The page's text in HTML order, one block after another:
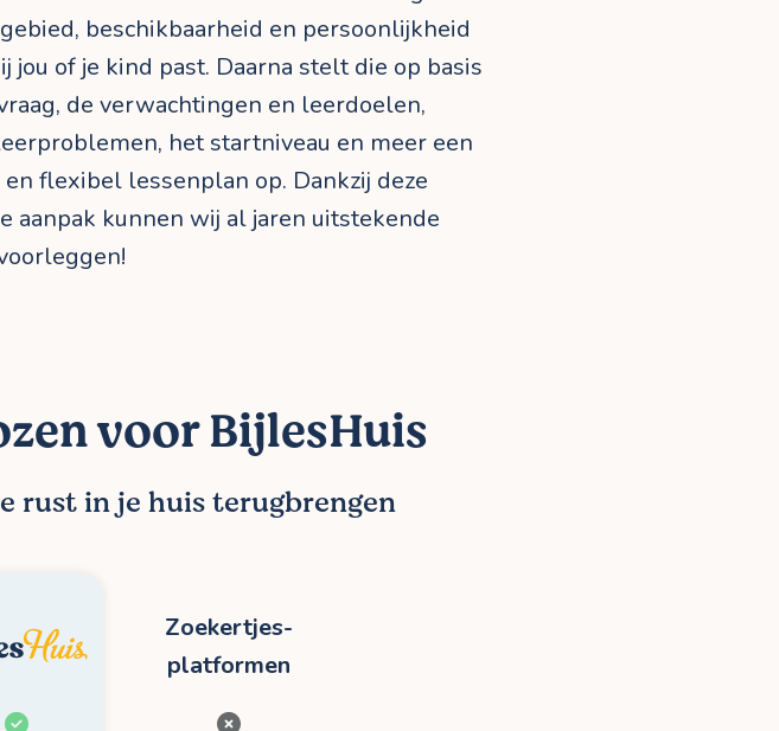
beschikbaarheid en persoonlijkheid
jou of je kind past. Daarna stelt die op basis
de verwachtingen en leerdoelen,
het startniveau en meer een
flexibel lessenplan op. Dankzij deze
aanpak kunnen wij al jaren uitstekende
voor BijlesHuis
rust in je huis terugbrengen
Zoekertjes-
platformen